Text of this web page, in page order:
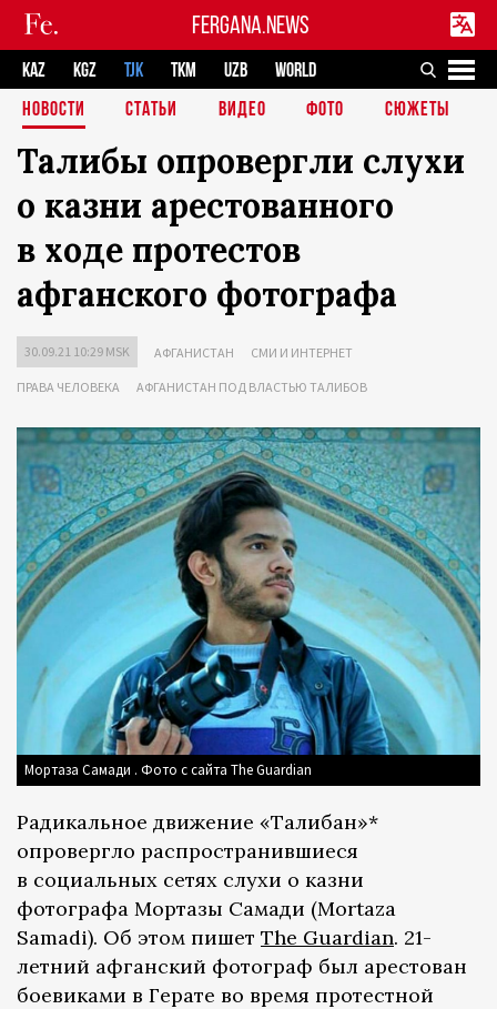
FERGANA.NEWS
KAZ KGZ TJK TKM UZB
WORLD
НОВОСТИ
СТАТЬИ ВИДЕО ФОТО СЮЖЕТЫ
Талибы опровергли слухи
о казни арестованного
в ходе протестов
афганского фотографа
30.09.21 10:29 MSK АФГАНИСТАН СМИ И ИНТЕРНЕТ
ПРАВА ЧЕЛОВЕКА АФГАНИСТАН ПОД ВЛАСТЬЮ ТАЛИБОВ
Мортаза Самади . Фото с сайта The Guardian
Радикальное движение «Талибан»*
опровергло распространившиеся
в социальных сетях слухи о казни
фотографа Мортазы Самади (Mortaza
Samadi). Об этом пишет The Guardian. 21-
летний афганский фотограф был арестован
боевиками в Герате во время протестной